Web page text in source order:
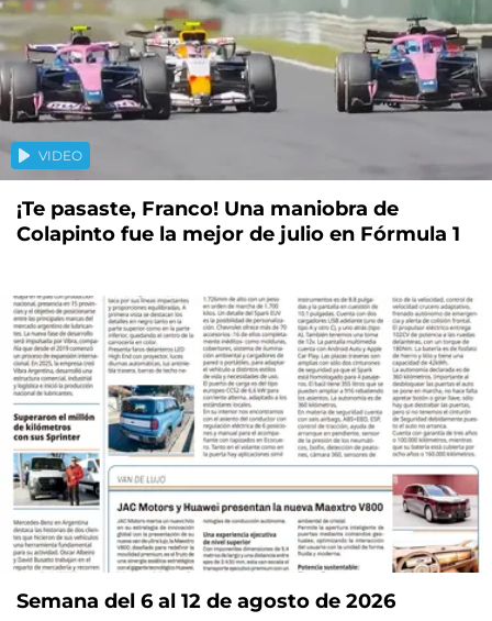
VIDEO
¡Te pasaste, Franco! Una maniobra de
Colapinto fue la mejor de julio en Fórmula 1
Semana del 6 al 12 de agosto de 2026